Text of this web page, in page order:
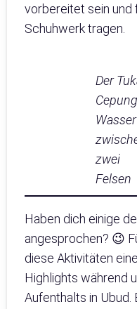
vorbereitet sein und
Schuhwerk tragen.
Der
Cepung
zwei
Felsen
Haben dich einige
angesprochen? 😉
diese Aktivitäten
Highlights während
Aufenthalts in Ubud.